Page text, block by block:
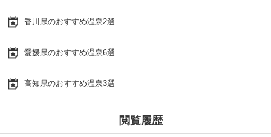
香川県のおすすめ温泉2選
愛媛県のおすすめ温泉6選
高知県のおすすめ温泉3選
閲覧履歴